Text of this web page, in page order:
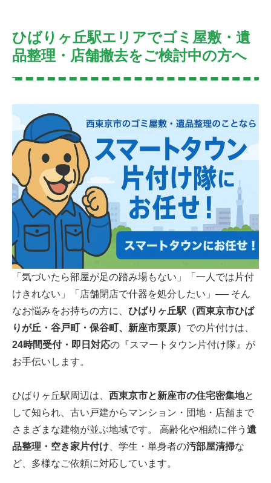
ひばりヶ丘駅エリアでゴミ屋敷・遺
品整理・店舗撤去をご検討中の方へ
「気づいたら部屋が足の踏み場もない」「一人では片付
けきれない」「店舗閉店で什器を処分したい」── そん
なお悩みをお持ちの方に、 ひばりヶ丘駅（西東京市ひば
りが丘・谷戸町・保谷町、新座市栗原） での片付けは、
24時間受付・即日対応の『スマートタウン片付け隊』が
お手伝いします。
ひばりヶ丘駅周辺は、 西東京市と新座市の住宅密集地と
して知られ、古い戸建からマンション・団地・店舗まで
さまざまな建物が並ぶ地域です。 高齢化や相続に伴う 遺
品整理・空き家片付け 、学生・単身者の汚部屋清掃な
ど、多様なご依頼に対応しています。